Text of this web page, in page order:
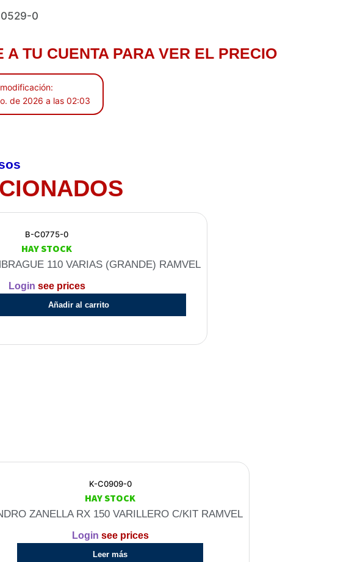
0
A TU CUENTA PARA VER EL PRECIO
de 2026 a las 02:03
B-C0775-0
HAY STOCK
110 VARIAS (GRANDE) RAMVEL
Login see prices
Añadir al carrito
K-C0909-0
HAY STOCK
ZANELLA RX 150 VARILLERO C/KIT RAMVEL
Login see prices
Leer más